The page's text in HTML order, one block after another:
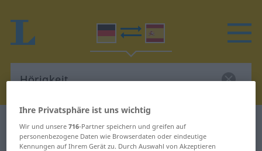
Deutsch-Spanisch Wörterbuch Hörigkeit
Deutsch-Spanisch Übersetzung für
Ihre Privatsphäre ist uns wichtig
Wir und unsere716-Partner speichern und greifen auf
personenbezogene Daten wie Browserdaten oder eindeutige
Kennungen auf Ihrem Gerät zu. Durch Auswahl von Akzeptieren